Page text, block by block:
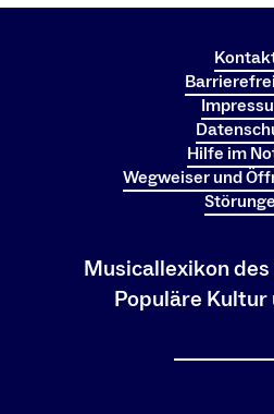
Hilfe im
Wegweiser und
Musicallexikon
Populäre Kultur